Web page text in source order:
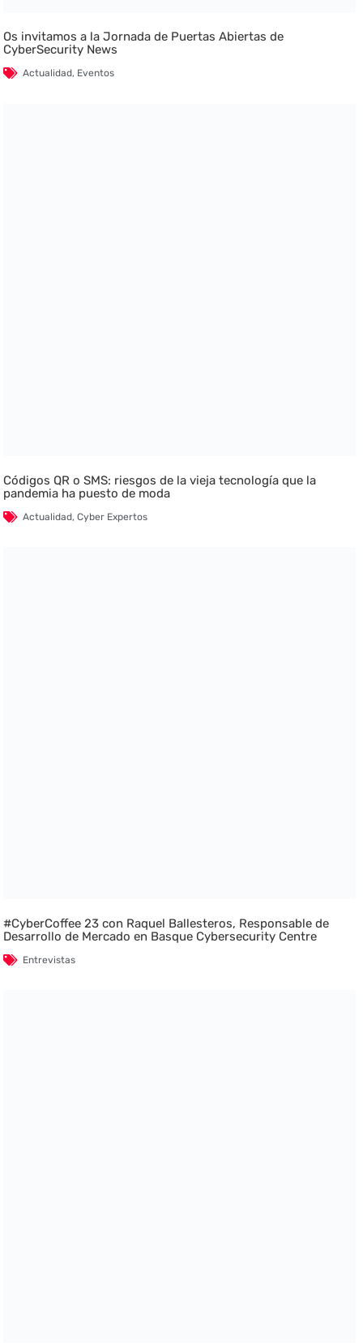
Os invitamos a la Jornada de Puertas Abiertas de
CyberSecurity News
Actualidad, Eventos
Códigos QR o SMS: riesgos de la vieja tecnología que la
pandemia ha puesto de moda
Actualidad,Cyber Expertos
#CyberCoffee 23 con Raquel Ballesteros, Responsable de
Desarrollo de Mercado en Basque Cybersecurity Centre
Entrevistas